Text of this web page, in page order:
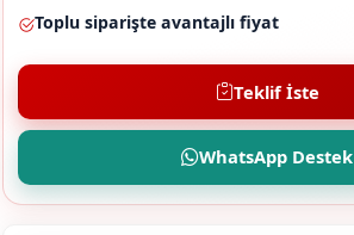
Toplu siparişte avantajlı fiyat
Teklif İste
WhatsApp Destek